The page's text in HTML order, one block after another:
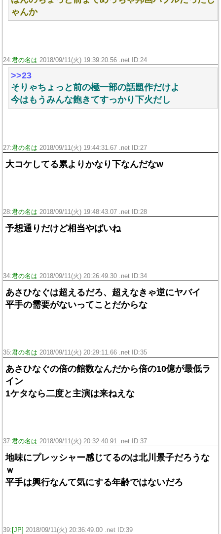
ゃんか
24:君の名は 2018/09/11(火) 19:39:20.56 .net ID:24
>>23
そりゃちょっと前の極一部の話題作だけよ
今はもうみんな飽きてすっかり下火だし
27:君の名は 2018/09/11(火) 19:44:31.67 .net ID:27
大コケしてる累よりかなり下なんだなw
28:君の名は 2018/09/11(火) 19:48:43.07 .net ID:28
予想通りだけど相当やばいね
34:君の名は 2018/09/11(火) 20:26:49.30 .net ID:34
あさひなぐは超えるだろ、超えなきゃ逆にヤバイ
平手の需要がないってことだからな
35:君の名は 2018/09/11(火) 20:29:11.66 .net ID:35
あさひなぐの倍の館数なんだから倍の10億が最低ラ
イン
1ケタなら二度と主演は来ねえな
37:君の名は 2018/09/11(火) 20:32:40.91 .net ID:37
地味にプレッシャー感じてるのは北川景子だろうな
ｗ
平手は興行なんて気にする年齢ではないだろ
39: [JP] 2018/09/11(火) 20:36:49.00 .net ID:39